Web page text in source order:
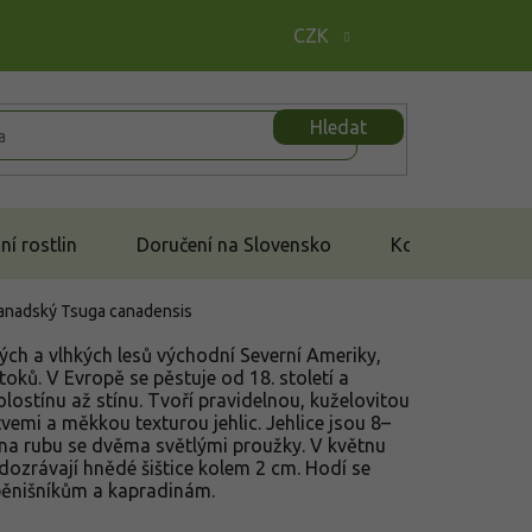
CZK
Hledat
rostlin Doručení na Slovensko Kontakt
Tsuga canadensis
a vlhkých lesů východní Severní Ameriky,
V Evropě se pěstuje od 18. století a
až stínu. Tvoří pravidelnou, kuželovitou
a měkkou texturou jehlic. Jehlice jsou 8–
rubu se dvěma světlými proužky. V květnu
hnědé šištice kolem 2 cm. Hodí se
a kapradinám.